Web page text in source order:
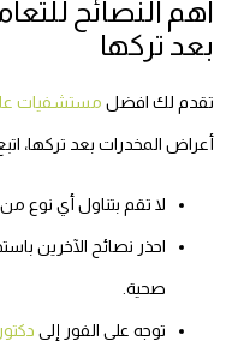
أهم النصائح
بعد تركها
تقدم لك افضل مستشفيات
أعراض المخدرات بعد تركها،
لا تقم بتناول أي نوع
احذر نصائح الآخرين
صحية.
توجه على الفور إلى